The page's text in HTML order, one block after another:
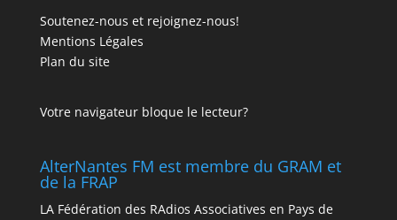
Soutenez-nous et rejoignez-nous!
Mentions Légales
Plan du site
Votre navigateur bloque le lecteur?
AlterNantes FM est membre du GRAM et
de la FRAP
LA Fédération des RAdios Associatives en Pays de